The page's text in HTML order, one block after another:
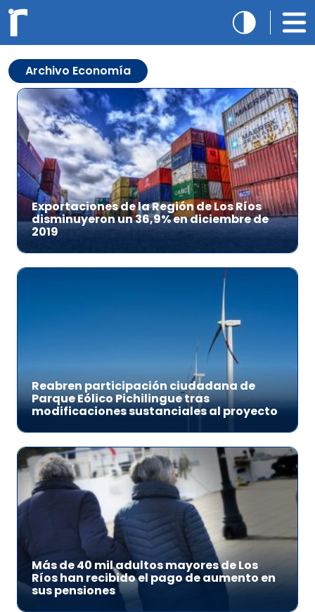
Archivo Economía
Exportaciones de la Región de Los Ríos
disminuyeron un 36,9% en diciembre de
2019
Reabren participación ciudadana de
Parque Eólico Pichilingue tras
modificaciones sustanciales al proyecto
Más de 40 mil adultos mayores de Los
Ríos han recibido el pago de aumento en
sus pensiones